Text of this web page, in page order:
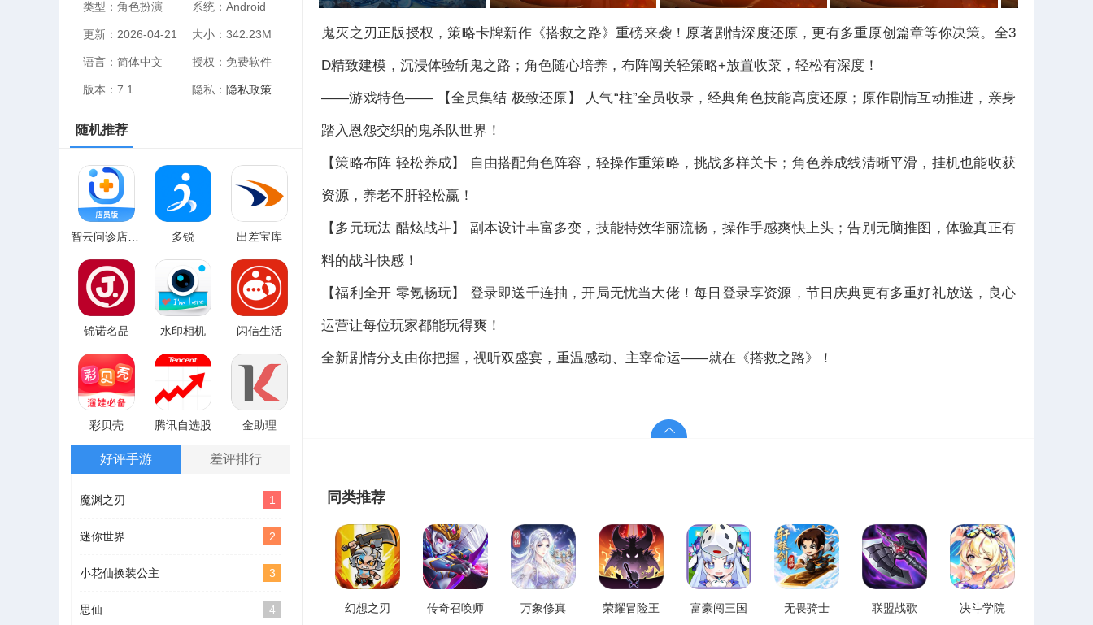
类型：角色扮演 系统：Android
更新：2026-04-21 大小：342.23M
语言：简体中文 授权：免费软件
版本：7.1 隐私： 隐私政策
随机推荐
多锐 出差宝库
锦诺名品 水印相机 闪信生活
彩贝壳 腾讯自选股 金助理
好评手游 差评排行
1
魔渊之刃
2
迷你世界
3
小花仙换装公主
4
思仙
鬼灭之刃正版授权，策略卡牌新作《搭救之路》重磅来袭！原著剧情深度还原，更有多重原创篇章等你决策。全3
D精致建模，沉浸体验斩鬼之路；角色随心培养，布阵闯关轻策略+放置收菜，轻松有深度！
——游戏特色—— 【全员集结 极致还原】 人气“柱”全员收录，经典角色技能高度还原；原作剧情互动推进，亲身
踏入恩怨交织的鬼杀队世界！
【策略布阵 轻松养成】 自由搭配角色阵容，轻操作重策略，挑战多样关卡；角色养成线清晰平滑，挂机也能收获
资源，养老不肝轻松赢！
【多元玩法 酷炫战斗】 副本设计丰富多变，技能特效华丽流畅，操作手感爽快上头；告别无脑推图，体验真正有
料的战斗快感！
【福利全开 零氪畅玩】 登录即送千连抽，开局无忧当大佬！每日登录享资源，节日庆典更有多重好礼放送，良心
运营让每位玩家都能玩得爽！
全新剧情分支由你把握，视听双盛宴，重温感动、主宰命运——就在《搭救之路》！
同类推荐
幻想之刃 传奇召唤师 万象修真 荣耀冒险王 富豪闯三国 无畏骑士 联盟战歌 决斗学院